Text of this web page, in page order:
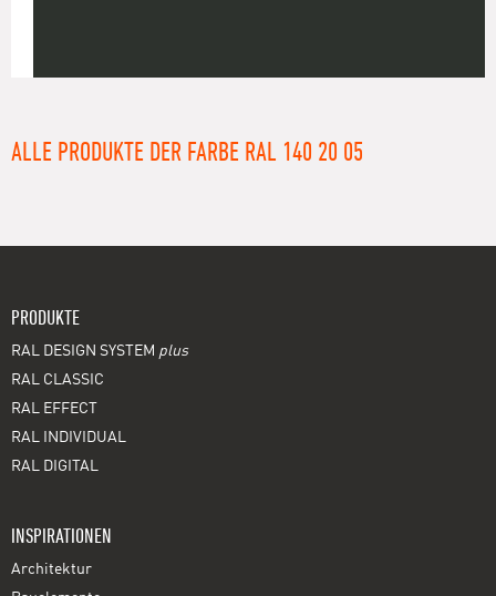
ALLE PRODUKTE DER FARBE RAL 140 20 05
PRODUKTE
RAL DESIGN SYSTEM plus
RAL CLASSIC
RAL EFFECT
RAL INDIVIDUAL
RAL DIGITAL
INSPIRATIONEN
Architektur